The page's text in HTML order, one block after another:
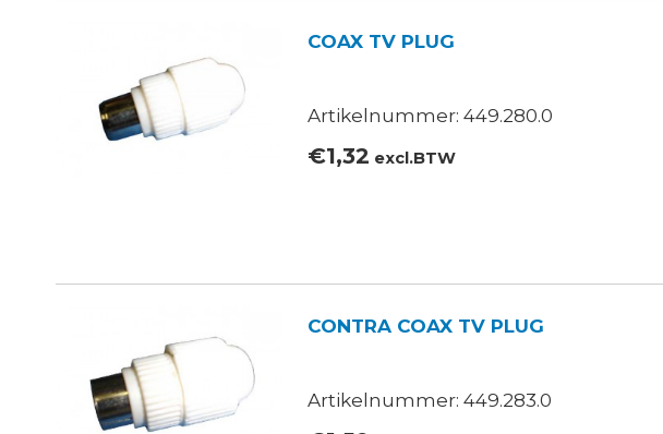
COAX TV PLUG
Artikelnummer: 449.280.0
€1,32 excl.BTW
CONTRA COAX TV PLUG
Artikelnummer: 449.283.0